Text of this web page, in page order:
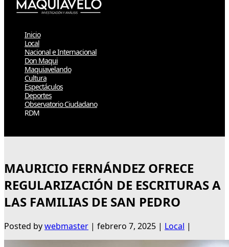
Inicio
Local
Nacional e Internacional
Don Maqui
Maquiavelando
Cultura
Espectáculos
Deportes
Observatorio Ciudadano
RDM
MAURICIO FERNÁNDEZ OFRECE
REGULARIZACIÓN DE ESCRITURAS A
LAS FAMILIAS DE SAN PEDRO
Posted bywebmaster | febrero 7, 2025 | Local |